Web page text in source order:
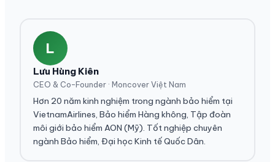
L
Lưu Hùng Kiên
CEO & Co-Founder · Moncover Việt Nam
Hơn 20 năm kinh nghiệm trong ngành bảo hiểm tại
VietnamAirlines, Bảo hiểm Hàng không, Tập đoàn
môi giới bảo hiểm AON (Mỹ). Tốt nghiệp chuyên
ngành Bảo hiểm, Đại học Kinh tế Quốc Dân.